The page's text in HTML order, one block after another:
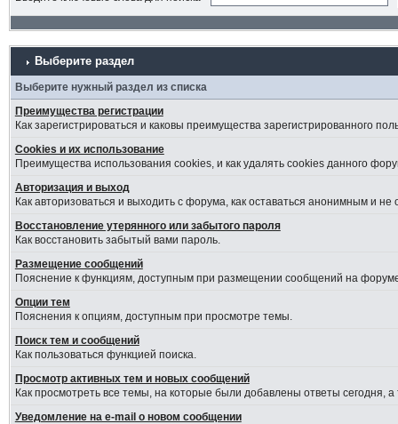
Выберите раздел
Выберите нужный раздел из списка
Преимущества регистрации
Как зарегистрироваться и каковы преимущества зарегистрированного
Cookies и их использование
Преимущества использования cookies, и как удалять cookies данного
Авторизация и выход
Как авторизоваться и выходить с форума, как оставаться анонимным и
Восстановление утерянного или забытого пароля
Как восстановить забытый вами пароль.
Размещение сообщений
Пояснение к функциям, доступным при размещении сообщений на
Опции тем
Пояснения к опциям, доступным при просмотре темы.
Поиск тем и сообщений
Как пользоваться функцией поиска.
Просмотр активных тем и новых сообщений
Как просмотреть все темы, на которые были добавлены ответы сегодня,
Уведомление на е-mail о новом сообщении